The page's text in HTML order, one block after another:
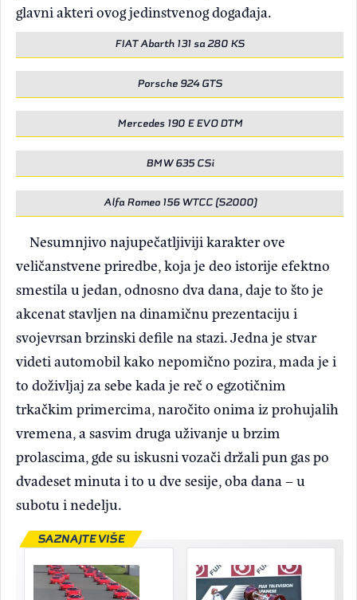
glavni akteri ovog jedinstvenog događaja.
FIAT Abarth 131 sa 280 KS
Porsche 924 GTS
Mercedes 190 E EVO DTM
BMW 635 CSi
Alfa Romeo 156 WTCC (S2000)
Nesumnjivo najupečatljiviji karakter ove
veličanstvene priredbe, koja je deo istorije efektno
smestila u jedan, odnosno dva dana, daje to što je
akcenat stavljen na dinamičnu prezentaciju i
svojevrsan brzinski defile na stazi. Jedna je stvar
videti automobil kako nepomično pozira, mada je i
to doživljaj za sebe kada je reč o egzotičnim
trkačkim primercima, naročito onima iz prohujalih
vremena, a sasvim druga uživanje u brzim
prolascima, gde su iskusni vozači držali pun gas po
dvadeset minuta i to u dve sesije, oba dana – u
subotu i nedelju.
SAZNAJTE VIŠE